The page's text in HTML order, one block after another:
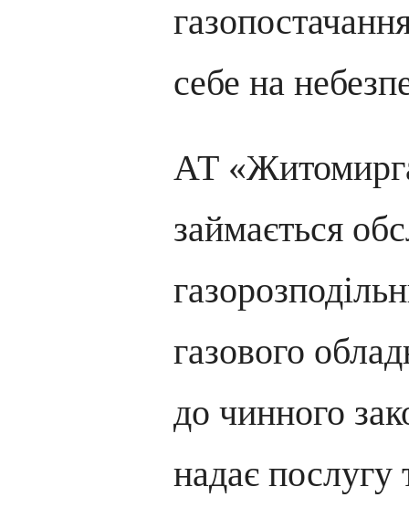
себе на
АТ
займається
газового
до чинного
надає послугу